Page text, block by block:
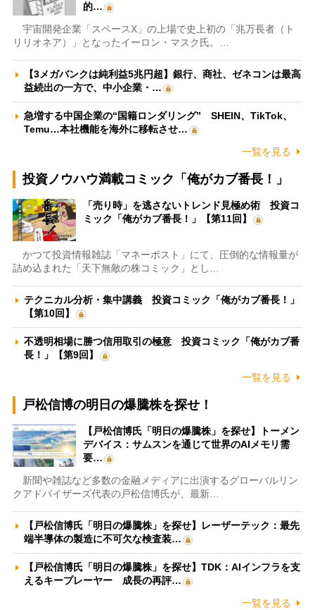
的…
宇宙開発企業「スペースX」の上場で史上初の「兆万長者（ト
リリオネア）」となったイーロン・マスク氏。…
【3メガバンクは純利益5兆円超】銀行、商社、ゼネコンは最高
益続出の一方で、中小企業・…
急増する中国企業の“国籍ロンダリング” SHEIN、TikTok、
Temu…本社機能を海外に移転させ…
一覧を見る
投資ノウハウ満載コミック「俺がカブ番長！」
「売り時」を逃さないトレンド見極め術 投資コ
ミック「俺がカブ番長！」【第11回】
かつて投資情報雑誌「マネーポスト」にて、圧倒的な情報量が
詰め込まれた「天下無敵の株コミック」とし…
テクニカル分析・集中講義 投資コミック「俺がカブ番長！」
【第10回】
不透明相場に勝つ信用取引の極意 投資コミック「俺がカブ番
長！」【第9回】
一覧を見る
戸松信博の明日の爆騰株を探せ！
【戸松信博氏「明日の爆騰株」を探せ】トーメン
デバイス：サムスンを通じて世界のAIメモリ需
要…
新聞や雑誌など多数の金融メディアに出演するグローバルリン
クアドバイザーズ代表の戸松信博氏が、最新…
【戸松信博氏「明日の爆騰株」を探せ】レーザーテック：最先
端半導体の製造に不可欠な検査装…
【戸松信博氏「明日の爆騰株」を探せ】TDK：AIインフラを支
えるキープレーヤー 成長の再評…
一覧を見る